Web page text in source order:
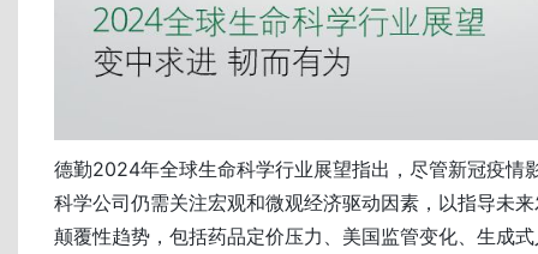
德勤2024年全球生命科学行业展望指出，尽管新冠疫情
科学公司仍需关注宏观和微观经济驱动因素，以指导未
颠覆性趋势，包括药品定价压力、美国监管变化、生成